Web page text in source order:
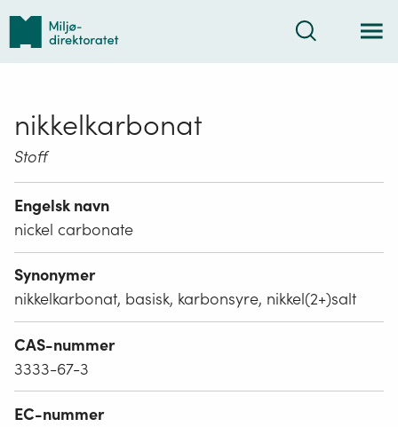
Tilbake
forsiden
Søk
nikkelkarbonat
Stoff
Engelsk navn
nickel carbonate
Synonymer
nikkelkarbonat, basisk, karbonsyre, nikkel(2+)salt
CAS-nummer
3333-67-3
EC-nummer